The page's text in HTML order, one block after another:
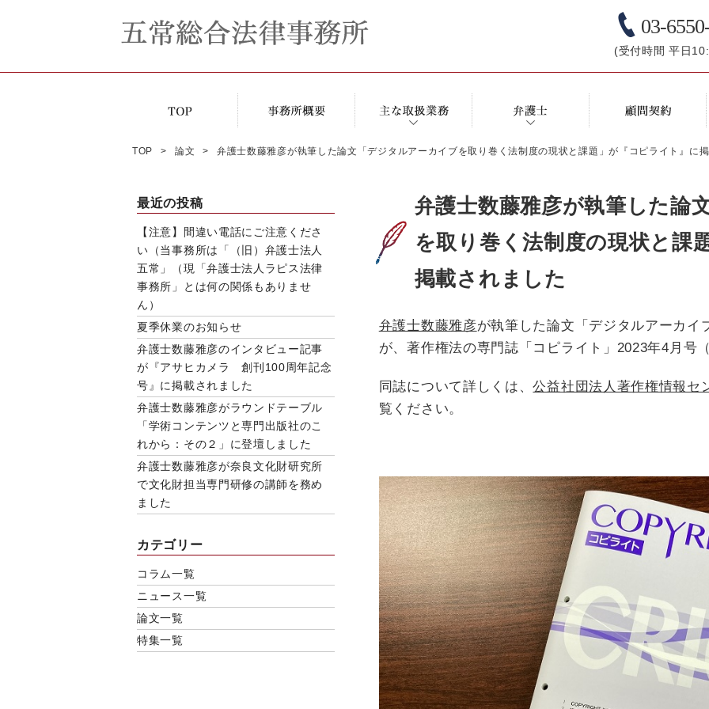
03-
(受付時間 平日
TOP 論文 弁護士数藤雅彦が執筆した論文「デジタルアーカイブを取り巻く法制度の現状と課題」が『コピライト』に
最近の投稿
【注意】間違い電話にご注意くださ
い（当事務所は「（旧）弁護士法人
五常」（現「弁護士法人ラピス法律
事務所」とは何の関係もありませ
ん）
夏季休業のお知らせ
弁護士数藤雅彦のインタビュー記事
が『アサヒカメラ 創刊100周年記念
号』に掲載されました
弁護士数藤雅彦がラウンドテーブル
「学術コンテンツと専門出版社のこ
れから：その２」に登壇しました
弁護士数藤雅彦が奈良文化財研究所
で文化財担当専門研修の講師を務め
ました
カテゴリー
コラム一覧
ニュース一覧
論文一覧
特集一覧
弁護士数藤雅彦が執筆した論
を取り巻く法制度の現状と課
掲載されました
弁護士数藤雅彦が執筆した論文「デジタルアーカ
が、著作権法の専門誌「コピライト」2023年4月号
同誌について詳しくは、公益社団法人著作権情報セ
覧ください。